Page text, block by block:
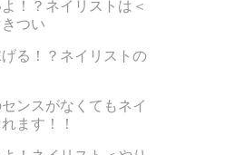
！？ネイリストは＜
つい
る！？ネイリストの
ンスがなくてもネイ
ます！！